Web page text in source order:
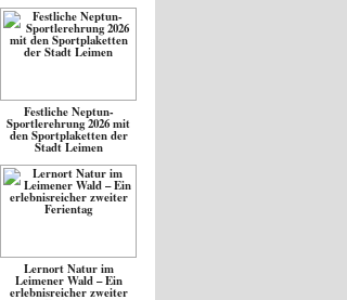
Festliche Neptun-
Sportlerehrung 2026 mit
den Sportplaketten der
Stadt Leimen
Lernort Natur im
Leimener Wald – Ein
erlebnisreicher zweiter